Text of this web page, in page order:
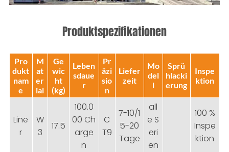
Produktspezifikationen
Pro
dukt
nam
e
M
at
er
ial
Ge
wic
ht
(kg)
Leben
sdaue
r
Pr
äzi
sio
n
Liefer
zeit
Mo
del
l
Sprü
hlacki
erung
Inspe
ktion
Line
r
W
3
17.5
100.0
00 Ch
arge
n
C
T9
7-10/1
5-20
Tage
all
e S
eri
en
100 %
Inspe
ktion